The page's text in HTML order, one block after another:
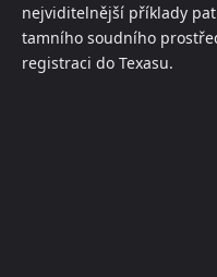
nejviditelnější příklady
tamního soudního
registraci do Texasu.